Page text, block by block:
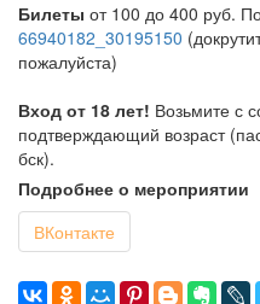
Билеты от 100 до 400 руб.
66940182_30195150
пожалуйста)
Вход от 18 лет! Возьмите с
подтверждающий возраст
бск).
Подробнее о мероприятии
ВКонтакте